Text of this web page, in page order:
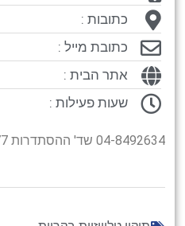
כתובות :
כתובת מייל :
אתר הבית :
שעות פעילות :
04-8492634 שד' ההסתדרות 177 חיפה